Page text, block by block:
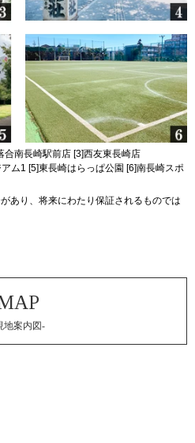
合南長崎駅前店 [3]西友東長崎店
ム1 [5]東長崎はらっぱ公園 [6]南長崎スポ
あり、将来にわたり保証されるものでは
地案内図-